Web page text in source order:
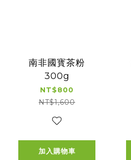
南非國寳茶粉
300g
NT$800
NT$1,600
加入購物車